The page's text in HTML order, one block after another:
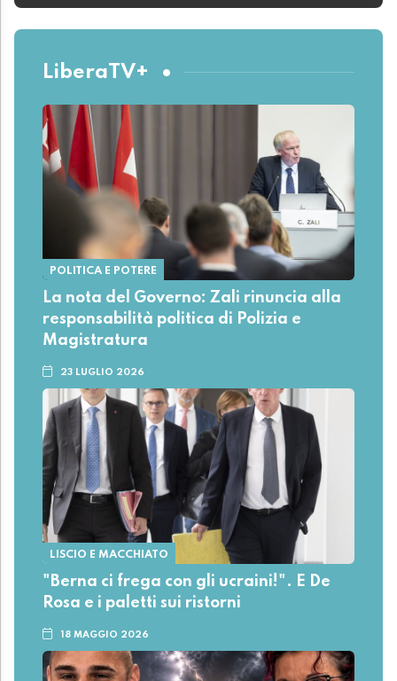
LiberaTV+
POLITICA E POTERE
La nota del Governo: Zali rinuncia alla
responsabilità politica di Polizia e
Magistratura
23 LUGLIO 2026
LISCIO E MACCHIATO
"Berna ci frega con gli ucraini!". E De
Rosa e i paletti sui ristorni
18 MAGGIO 2026